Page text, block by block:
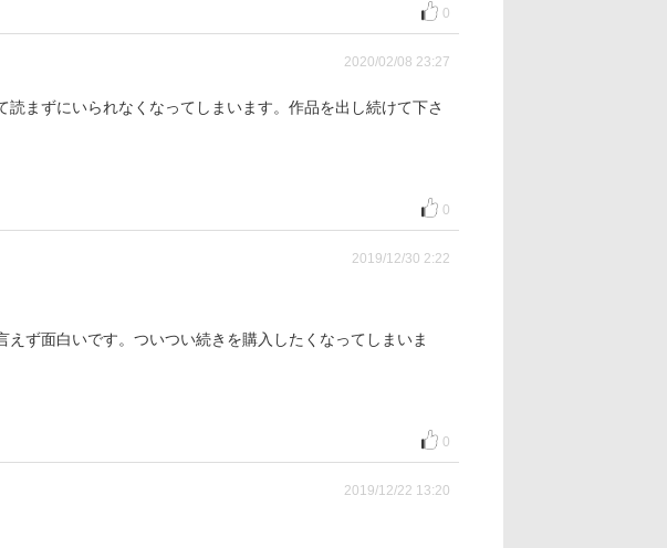
0
2020/02/08 23:27
まずにいられなくなってしまいます。作品を出し続けて下さ
0
2019/12/30 2:22
ず面白いです。ついつい続きを購入したくなってしまいま
0
2019/12/22 13:20